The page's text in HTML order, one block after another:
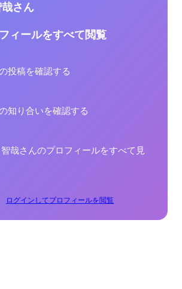
さん
ィールをすべて閲覧
投稿を確認する
知り合いを確認する
哉さんのプロフィールをすべて見
ログインしてプロフィールを閲覧